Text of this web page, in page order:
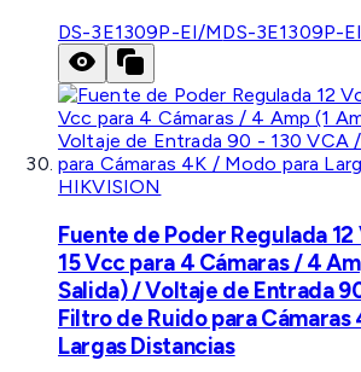
DS-3E1309P-EI/MDS-3E1309P-
HIKVISION
Fuente de Poder Regulada
15 Vcc para 4 Cámaras / 4
Salida) / Voltaje de Entrada
Filtro de Ruido para Cámaras
Largas Distancias